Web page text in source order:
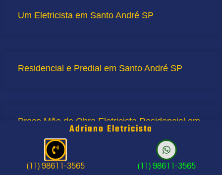
Um Eletricista em Santo André SP
Residencial e Predial em Santo André SP
Preço Mão de Obra Eletricista Residencial em
Santo André SPAdriano Eletricista
(11) 98611-3565 (11) 98611-3565